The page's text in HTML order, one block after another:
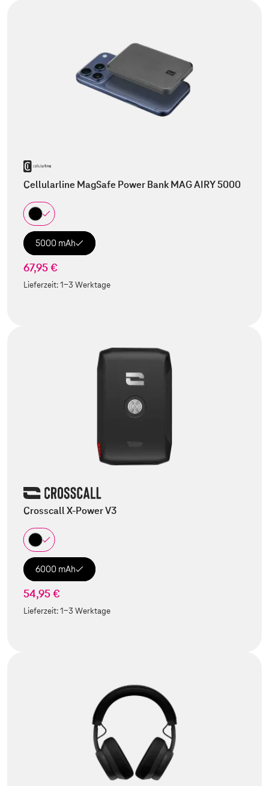
Cellularline MagSafe Power Bank MAG AIRY 5000
5000 mAh
67,95 €
Lieferzeit:1-3 Werktage
Crosscall X-Power V3
6000 mAh
54,95 €
Lieferzeit:1-3 Werktage